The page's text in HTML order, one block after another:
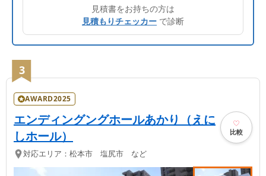
見積書をお持ちの方は
見積もりチェッカー で診断
3
AWARD2025
エンディングングホールあかり（えに
しホール）
対応エリア： 松本市 塩尻市 など
比較